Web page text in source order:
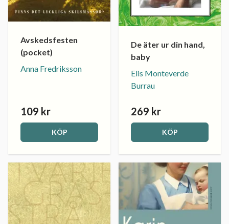
Avskedsfesten
(pocket)
Anna Fredriksson
109 kr
KÖP
De äter ur din hand,
baby
Elis Monteverde
Burrau
269 kr
KÖP